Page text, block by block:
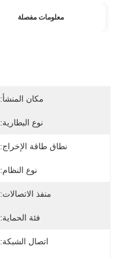
معلومات مفصلة
مكان المنشأ:
نوع البطارية:
نطاق طاقة الإخراج:
نوع النظام:
منفذ الاتصالات:
فئة الحماية:
اتصال الشبكة: